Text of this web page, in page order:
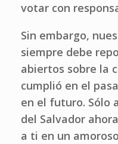
votar con
Sin embargo,
siempre debe
abiertos sobre la
cumplió en el
en el futuro. Sólo
del Salvador
a ti en un